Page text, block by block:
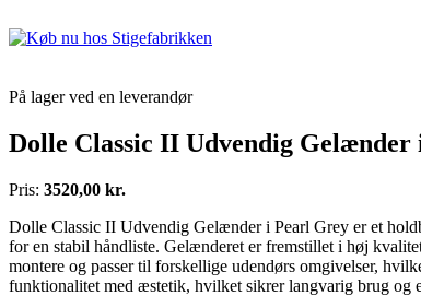
På lager ved en leverandør
Dolle Classic II Udvendig
Pris: 3520,00 kr.
Dolle Classic II Udvendig Gelænder i Pearl Grey er et
for en stabil håndliste. Gelænderet er fremstillet i høj
montere og passer til forskellige udendørs omgivelser,
funktionalitet med æstetik, hvilket sikrer langvarig brug og